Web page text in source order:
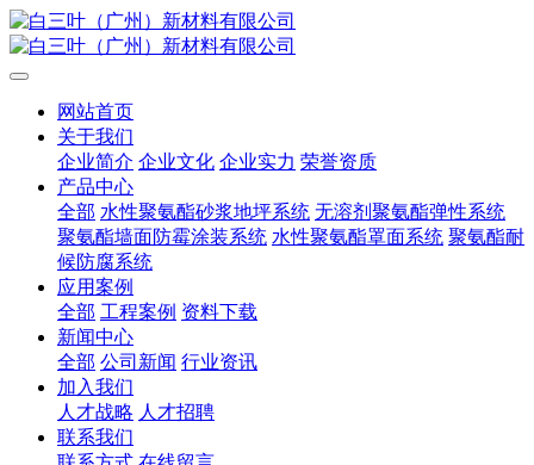
网站首页
关于我们
企业简介 企业文化 企业实力 荣誉资质
产品中心
全部 水性聚氨酯砂浆地坪系统 无溶剂聚氨酯弹性系统
聚氨酯墙面防霉涂装系统 水性聚氨酯罩面系统 聚氨酯耐
候防腐系统
应用案例
全部 工程案例 资料下载
新闻中心
全部 公司新闻 行业资讯
加入我们
人才战略 人才招聘
联系我们